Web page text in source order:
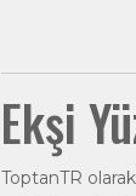
Ekşi
ToptanTR